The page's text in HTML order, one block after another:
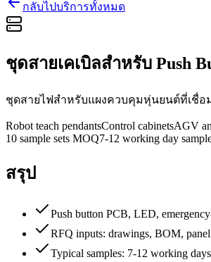
กลับไปบริการทั้งหมด
ชุดสายเคเบิลสำหรับ Push
ชุดสายไฟสำหรับแผงควบคุมหุ่นยนต์ที่เชื่อ
Robot teach pendantsControl cabinetsAGV
10 sample sets MOQ7-12 working day
สรุป
Push button PCB, LED,
RFQ inputs: drawings, BOM,
Typical samples: 7-12 working